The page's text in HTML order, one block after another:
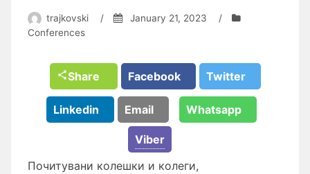
trajkovski / January 21, 2023
/
Conferences
Share Facebook Twitter
Linkedin Email Whatsapp
Viber
Почитувани колешки и колеги,